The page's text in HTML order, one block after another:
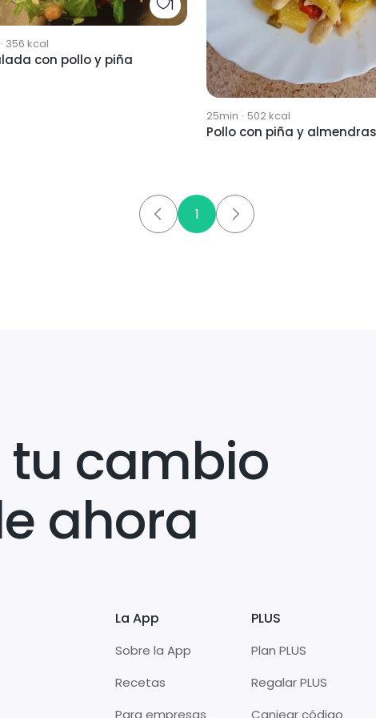
1
· 356 kcal
con pollo y piña
25min · 502kcal
Pollo con piña y almendras
1
tu cambio
ahora
La App
Sobre la App
Recetas
Para empresas
PLUS
Plan PLUS
Regalar PLUS
Canjear código